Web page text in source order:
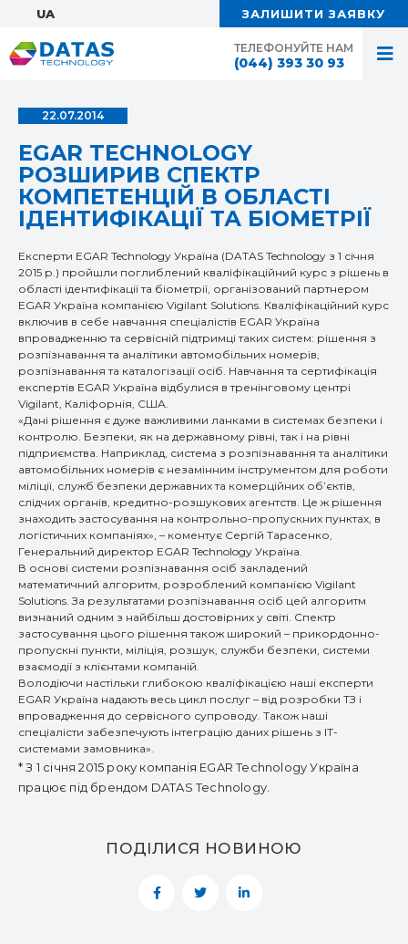
ТЕЛЕФОНУЙТЕ НАМ
(044) 393 30 93
UA: ЗАЛИШИТИ ЗАЯВКУ
22.07.2014
EGAR TECHNOLOGY
РОЗШИРИВ СПЕКТР
КОМПЕТЕНЦІЙ В ОБЛАСТІ
ІДЕНТИФІКАЦІЇ ТА БІОМЕТРІЇ
Експерти EGAR Technology Україна (DATAS Technology з 1 січня
2015 р.) пройшли поглиблений кваліфікаційний курс з рішень в
області ідентифікації та біометрії, організований партнером
EGAR Україна компанією Vigilant Solutions. Кваліфікаційний курс
включив в себе навчання спеціалістів EGAR Україна
впровадженню та сервісній підтримці таких систем: рішення з
розпізнавання та аналітики автомобільних номерів,
розпізнавання та каталогізації осіб. Навчання та сертифікація
експертів EGAR Україна відбулися в тренінговому центрі
Vigilant, Каліфорнія, США.
«Дані рішення є дуже важливими ланками в системах безпеки і
контролю. Безпеки, як на державному рівні, так і на рівні
підприємства. Наприклад, система з розпізнавання та аналітики
автомобільних номерів є незамінним інструментом для роботи
міліції, служб безпеки державних та комерційних об’єктів,
слідчих органів, кредитно-розшукових агентств. Це ж рішення
знаходить застосування на контрольно-пропускних пунктах, в
логістичних компаніях», – коментує Сергій Тарасенко,
Генеральний директор EGAR Technology Україна.
В основі системи розпізнавання осіб закладений
математичний алгоритм, розроблений компанією Vigilant
Solutions. За результатами розпізнавання осіб цей алгоритм
визнаний одним з найбільш достовірних у світі. Спектр
застосування цього рішення також широкий – прикордонно-
пропускні пункти, міліція, розшук, служби безпеки, системи
взаємодії з клієнтами компаній.
Володіючи настільки глибокою кваліфікацією наші експерти
EGAR Україна надають весь цикл послуг – від розробки ТЗ і
впровадження до сервісного супроводу. Також наші
спеціалісти забезпечують інтеграцію даних рішень з ІТ-
системами замовника».
* З 1 січня 2015 року компанія EGAR Technology Україна
працює під брендом DATAS Technology.
ПОДІЛИСЯ НОВИНОЮ